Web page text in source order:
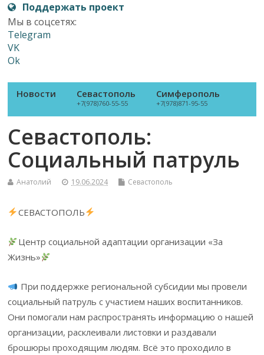
Поддержать проект
Мы в соцсетях:
Telegram
VK
Ok
Новости Севастополь
+7(978)760-55-55
Симферополь
+7(978)871-95-55
Севастополь:
Социальный патруль
Анатолий 19.06.2024 Севастополь
СЕВАСТОПОЛЬ
Центр социальной адаптации организации «За
Жизнь»
При поддержке региональной субсидии мы провели
социальный патруль с участием наших воспитанников.
Они помогали нам распространять информацию о нашей
организации, расклеивали листовки и раздавали
брошюры проходящим людям. Всё это проходило в